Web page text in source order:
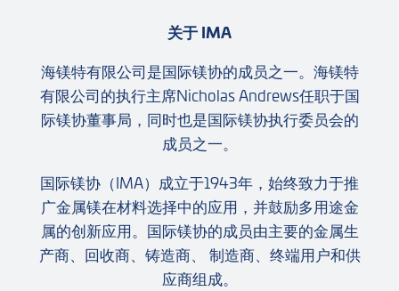
关于 IMA
海镁特有限公司是国际镁协的成员之一。海镁特
有限公司的执行主席Nicholas Andrews任职于国
际镁协董事局，同时也是国际镁协执行委员会的
成员之一。
国际镁协（IMA）成立于1943年，始终致力于推
广金属镁在材料选择中的应用，并鼓励多用途金
属的创新应用。国际镁协的成员由主要的金属生
产商、回收商、铸造商、 制造商、终端用户和供
应商组成。